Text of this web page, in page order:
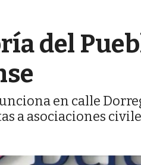
del
en calle
a asociaciones